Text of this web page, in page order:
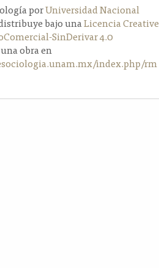
porUniversidad Nacional
bajo unaLicencia Creative
SinDerivar 4.0
obra en
index.php/rm